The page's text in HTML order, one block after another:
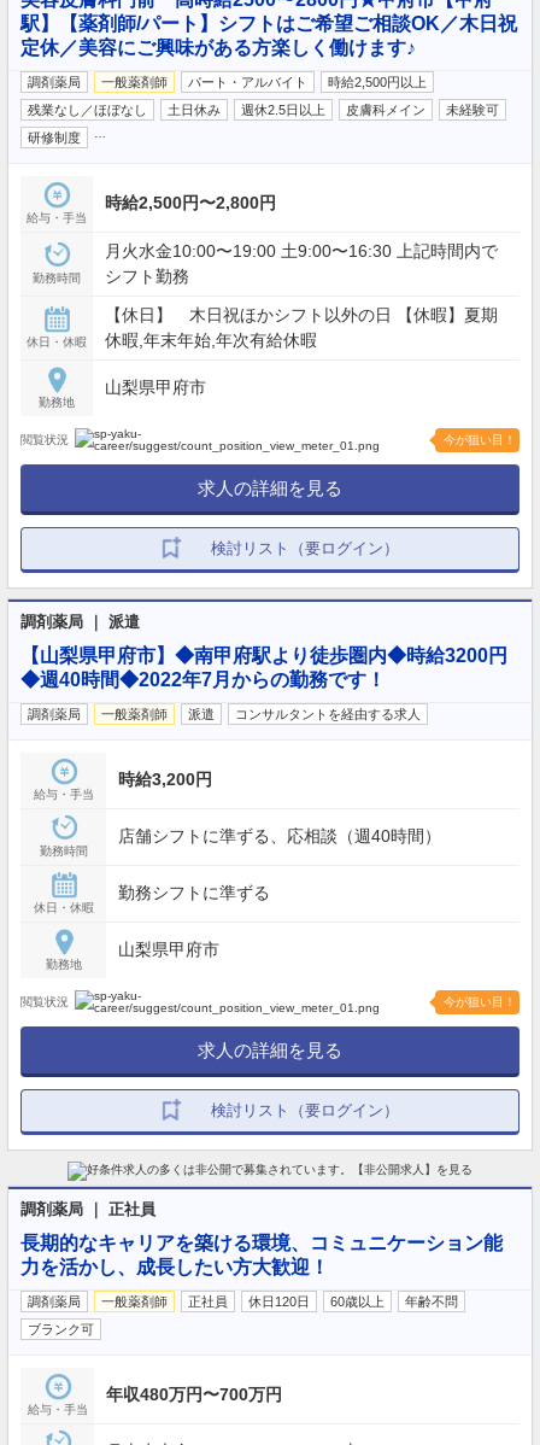
駅】【薬剤師/パート】シフトはご希望ご相談OK／木日祝
定休／美容にご興味がある方楽しく働けます♪
調剤薬局 一般薬剤師 パート・アルバイト
時給2,500円以上
残業なし／ほぼなし
土日休み 週休2.5日以上 皮膚科メイン
未経験可
研修制度
給与・手当
時給2,500円〜2,800円
勤務時間
月火水金10:00〜19:00 土9:00〜16:30 上記時間内で
シフト勤務
休日・休暇
【休日】 木日祝ほかシフト以外の日 【休暇】夏期
休暇,年末年始,年次有給休暇
勤務地
山梨県甲府市
閲覧状況 今が狙い目！
求人の詳細を見る
検討リスト（要ログイン）
調剤薬局 ｜ 派遣
【山梨県甲府市】◆南甲府駅より徒歩圏内◆時給3200円
◆週40時間◆2022年7月からの勤務です！
調剤薬局 一般薬剤師 派遣 コンサルタントを経由する求人
給与・手当
時給3,200円
勤務時間
店舗シフトに準ずる、応相談（週40時間）
休日・休暇
勤務シフトに準ずる
勤務地
山梨県甲府市
閲覧状況 今が狙い目！
求人の詳細を見る
検討リスト（要ログイン）
調剤薬局 ｜ 正社員
長期的なキャリアを築ける環境、コミュニケーション能
力を活かし、成長したい方大歓迎！
調剤薬局 一般薬剤師 正社員 休日120日 60歳以上
年齢不問
ブランク可
給与・手当
年収480万円〜700万円